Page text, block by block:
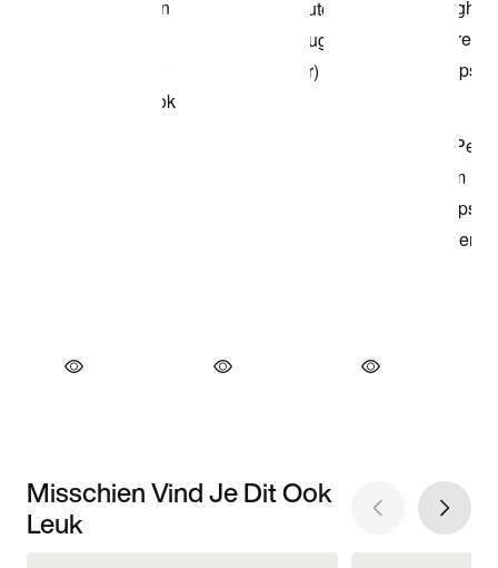
Misschien Vind Je Dit Ook
Leuk